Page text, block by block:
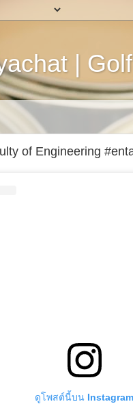
| Golf
of Engineering
ดูโพสต์นี้บน